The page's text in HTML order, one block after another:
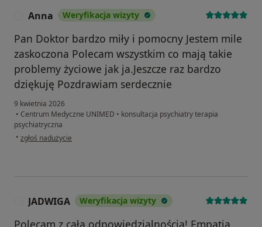
Anna Weryfikacja wizyty
Pan Doktor bardzo miły i pomocny Jestem mile
zaskoczona Polecam wszystkim co mają takie
problemy życiowe jak ja.Jeszcze raz bardzo
dziękuję Pozdrawiam serdecznie
9 kwietnia 2026
• Centrum Medyczne UNIMED • konsultacja psychiatry terapia
psychiatryczna
• w opinii użytkownika Anna
zgłoś nadużycie
JADWIGA Weryfikacja wizyty
Polecam z całą odpowiedzialnością! Empatia,